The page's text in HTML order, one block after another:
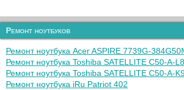
Ремонт ноутбуков
Ремонт ноутбука Acer ASPIRE 7739G-
Ремонт ноутбука Toshiba SATELLITE C50-A-
Ремонт ноутбука Toshiba SATELLITE C50-A-
Ремонт ноутбука iRu Patriot 402